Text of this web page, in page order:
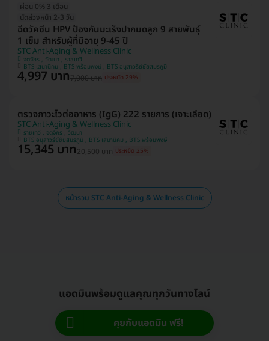
ผ่อน 0% 3 เดือน
นัดล่วงหน้า 2-3 วัน
ฉีดวัคซีน HPV ป้องกันมะเร็งปากมดลูก 9 สายพันธุ์
1 เข็ม สำหรับผู้ที่มีอายุ 9-45 ปี
STC Anti-Aging & Wellness Clinic
จตุจักร , วัฒนา , ราชเทวี
BTS เสนานิคม , BTS พร้อมพงษ์ , BTS อนุสาวรีย์ชัยสมรภูมิ
4,997 บาท7,000 บาท ประหยัด 29%
ตรวจภาวะไวต่ออาหาร (IgG) 222 รายการ (เจาะเลือด)
STC Anti-Aging & Wellness Clinic
ราชเทวี , จตุจักร , วัฒนา
BTS อนุสาวรีย์ชัยสมรภูมิ , BTS เสนานิคม , BTS พร้อมพงษ์
15,345 บาท20,500 บาท ประหยัด 25%
หน้ารวม STC Anti-Aging & Wellness Clinic
แอดมินพร้อมดูแลคุณทุกวันทางไลน์
คุยกับแอดมิน ฟรี!